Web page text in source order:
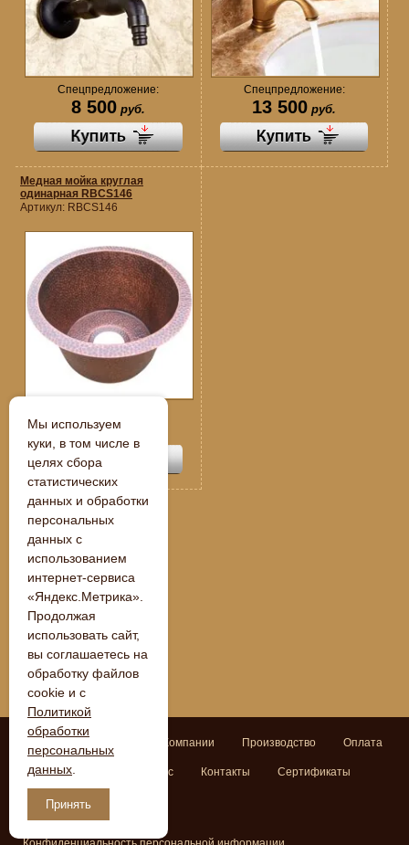
Спецпредложение:
8 500руб.
Спецпредложение:
13 500 руб.
Медная мойка круглая
одинарная RBCS146
Артикул: RBCS146
109 250
« Назад
О Компании Производство Оплата
Доставка Задать вопрос Контакты Сертификаты
Договор оферты
Мы используем
куки, в том числе в
целях сбора
статистических
данных и обработки
персональных
данных с
использованием
интернет-сервиса
«Яндекс.Метрика».
Продолжая
использовать сайт,
вы соглашаетесь на
обработку файлов
cookie и с
Политикой
обработки
персональных
данных
Принять